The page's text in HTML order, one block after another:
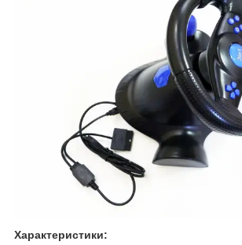
Характеристики: